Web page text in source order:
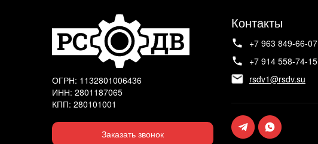
ОГРН: 1132801006436
ИНН: 2801187065
КПП: 280101001
Заказать звонок
Контакты
+7 963 849-66-07
+7 914 558-74-15
rsdv1@rsdv.su